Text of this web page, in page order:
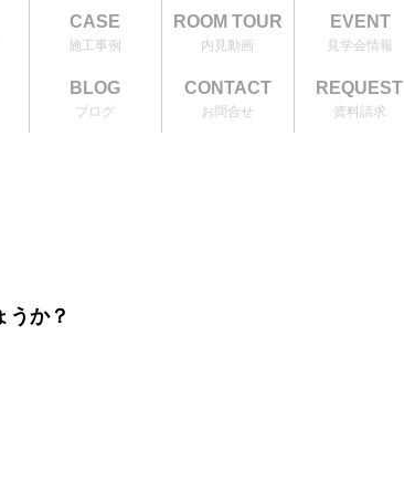
CASE
施工事例
ROOM TOUR
内見動画
EVENT
見学会情報
BLOG
ブログ
CONTACT
お問合せ
REQUEST
資料請求
うか？